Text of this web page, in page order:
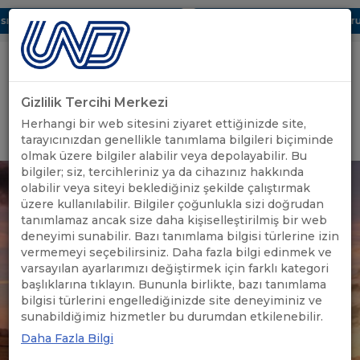
Dijital UBAK Bölümü Hakkında UND, Yunanistan Vize
Uluslararası Nakliyeciler Derneği
GİRİŞ YAP
Gizlilik Tercihi Merkezi
Herhangi bir web sitesini ziyaret ettiğinizde site,
tarayıcınızdan genellikle tanımlama bilgileri biçiminde
olmak üzere bilgiler alabilir veya depolayabilir. Bu
bilgiler; siz, tercihleriniz ya da cihazınız hakkında
olabilir veya siteyi beklediğiniz şekilde çalıştırmak
üzere kullanılabilir. Bilgiler çoğunlukla sizi doğrudan
tanımlamaz ancak size daha kişiselleştirilmiş bir web
deneyimi sunabilir. Bazı tanımlama bilgisi türlerine izin
vermemeyi seçebilirsiniz. Daha fazla bilgi edinmek ve
varsayılan ayarlarımızı değiştirmek için farklı kategori
başlıklarına tıklayın. Bununla birlikte, bazı tanımlama
bilgisi türlerini engellediğinizde site deneyiminiz ve
sunabildiğimiz hizmetler bu durumdan etkilenebilir.
Daha Fazla Bilgi